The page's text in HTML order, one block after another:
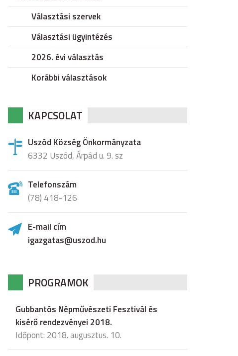
Választási szervek
Választási ügyintézés
2026. évi választás
Korábbi választások
KAPCSOLAT
Uszód Község Önkormányzata
6332 Uszód, Árpád u. 9. sz
Telefonszám
(78) 418-126
E-mail cím
igazgatas@uszod.hu
PROGRAMOK
Gubbantós Népművészeti Fesztivál és
kisérő rendezvényei 2018.
Időpont: 2018. augusztus. 10.